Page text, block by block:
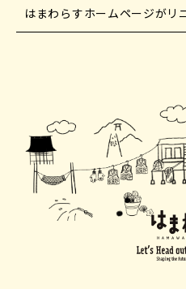
はまわらすホームページがリ